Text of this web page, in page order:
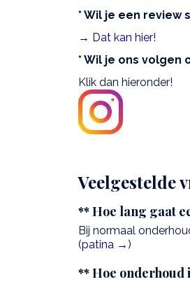
* Wil je een review
→ Dat kan hier!
* Wil je ons volgen
Klik dan hieronder!
Veelgestelde
** Hoe lang gaat
Bij normaal
(patina → )
** Hoe onderhoud